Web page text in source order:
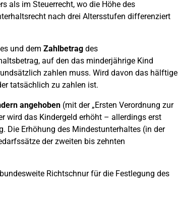
als im Steuerrecht, wo die Höhe des
nach drei Altersstufen differenziert
und dem Zahlbetrag des
auf den das minderjährige Kind
zahlen muss. Wird davon das hälftige
tatsächlich zu zahlen ist.
angehoben (mit der „Ersten Verordnung zur
wird das Kindergeld erhöht – allerdings erst
Die Erhöhung des Mindestunterhaltes (in der
der zweiten bis zehnten
Richtschnur für die Festlegung des